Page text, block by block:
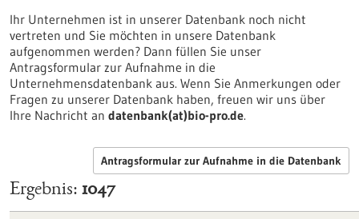
Ihr Unternehmen ist in unserer Datenbank noch nicht
vertreten und Sie möchten in unsere Datenbank
aufgenommen werden? Dann füllen Sie unser
Antragsformular zur Aufnahme in die
Unternehmensdatenbank aus. Wenn Sie Anmerkungen oder
Fragen zu unserer Datenbank haben, freuen wir uns über
Ihre Nachricht an datenbank(at)bio-pro.de.
Antragsformular zur Aufnahme in die Datenbank
Ergebnis 1047